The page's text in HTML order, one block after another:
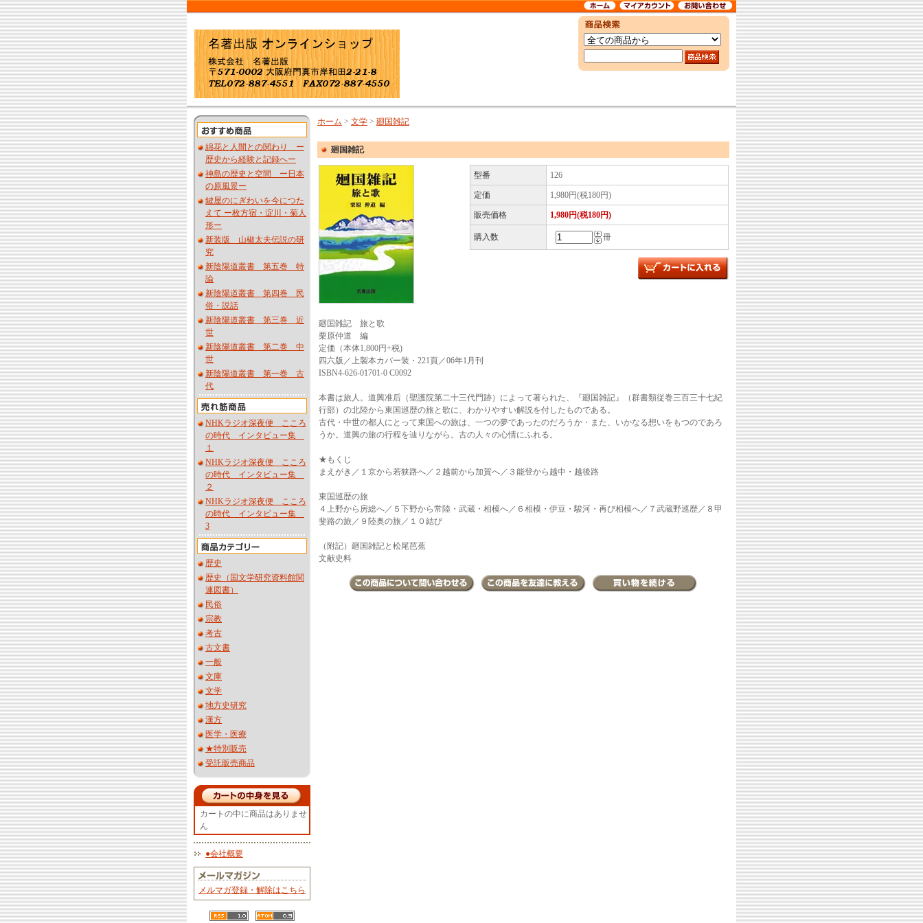
綿花と人間との関わり ー
歴史から経験と記録へー
神島の歴史と空間 ー日本
の原風景ー
鍵屋のにぎわいを今につた
えて ー枚方宿・淀川・菊人
形ー
新装版 山椒太夫伝説の研
究
新陰陽道叢書 第五巻 特
論
新陰陽道叢書 第四巻 民
俗・説話
新陰陽道叢書 第三巻 近
世
新陰陽道叢書 第二巻 中
世
新陰陽道叢書 第一巻 古
代
NHKラジオ深夜便 こころ
の時代 インタビュー集
１
NHKラジオ深夜便 こころ
の時代 インタビュー集
２
NHKラジオ深夜便 こころ
の時代 インタビュー集
3
歴史
歴史（国文学研究資料館関
連図書）
民俗
宗教
考古
古文書
一般
文庫
文学
地方史研究
漢方
医学・医療
★特別販売
受託販売商品
カートの中に商品はありませ
ん
●会社概要
メルマガ登録・解除はこちら
ホーム > 文学 > 廻国雑記
廻国雑記
型番 126
定価 1,980円(税180円)
販売価格 1,980円(税180円)
購入数 冊
廻国雑記 旅と歌
栗原仲道 編
定価（本体1,800円+税)
四六版／上製本カバー装・221頁／06年1月刊
ISBN4-626-01701-0 C0092
本書は旅人。道興准后（聖護院第二十三代門跡）によって著られた、『廻国雑記』（群書類従巻三百三十七紀
行部）の北陸から東国巡歴の旅と歌に、わかりやすい解説を付したものである。
古代・中世の都人にとって東国への旅は、一つの夢であったのだろうか・また、いかなる想いをもつのであろ
うか。道興の旅の行程を辿りながら。古の人々の心情にふれる。
★もくじ
まえがき／１京から若狭路へ／２越前から加賀へ／３能登から越中・越後路
東国巡歴の旅
４上野から房総へ／５下野から常陸・武蔵・相模へ／６相模・伊豆・駿河・再び相模へ／７武蔵野巡歴／８甲
斐路の旅／９陸奥の旅／１０結び
（附記）廻国雑記と松尾芭蕉
文献史料